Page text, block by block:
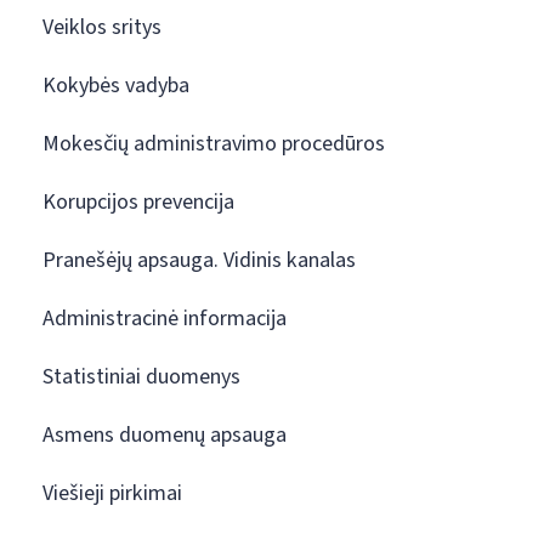
Veiklos sritys
Kokybės vadyba
Mokesčių administravimo procedūros
Korupcijos prevencija
Pranešėjų apsauga. Vidinis kanalas
Administracinė informacija
Statistiniai duomenys
Asmens duomenų apsauga
Viešieji pirkimai